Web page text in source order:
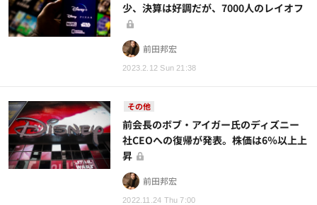
2023.2.12 Sun 21:38
少、決算は好調だが、7000人のレイオフ
前田邦宏
その他
2022.11.24 Thu 7:00
前会長のボブ・アイガー氏のディズニー
社CEOへの復帰が発表。株価は6％以上上
昇
前田邦宏